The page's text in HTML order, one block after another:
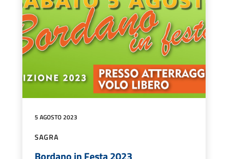
5 AGOSTO 2023
SAGRA